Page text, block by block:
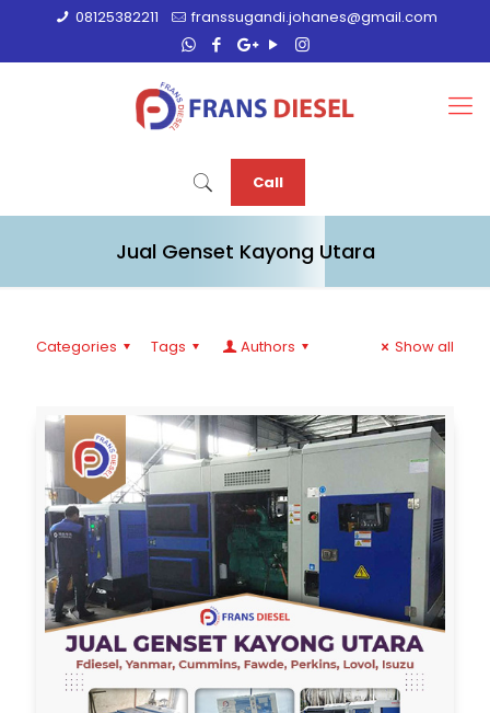
08125382211 franssugandi.johanes@gmail.com
Call
Jual Genset Kayong Utara
Categories Tags Authors Show all